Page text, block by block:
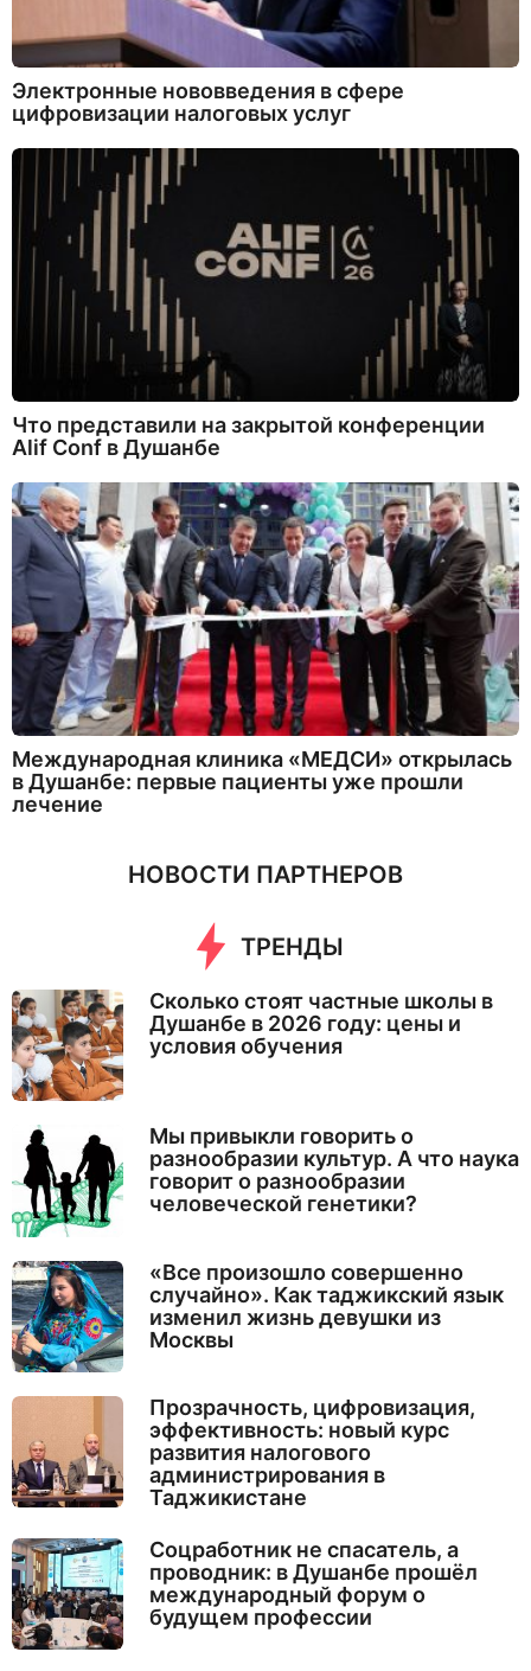
Электронные нововведения в сфере
цифровизации налоговых услуг
Что представили на закрытой конференции
Alif Conf в Душанбе
Международная клиника «МЕДСИ» открылась
в Душанбе: первые пациенты уже прошли
лечение
НОВОСТИ ПАРТНЕРОВ
ТРЕНДЫ
Сколько стоят частные школы в
Душанбе в 2026 году: цены и
условия обучения
Мы привыкли говорить о
разнообразии культур. А что наука
говорит о разнообразии
человеческой генетики?
«Все произошло совершенно
случайно». Как таджикский язык
изменил жизнь девушки из
Москвы
Прозрачность, цифровизация,
эффективность: новый курс
развития налогового
администрирования в
Таджикистане
Соцработник не спасатель, а
проводник: в Душанбе прошёл
международный форум о
будущем профессии